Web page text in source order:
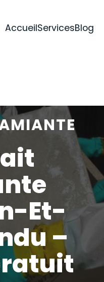
AccueilServicesBlog
Et-
–